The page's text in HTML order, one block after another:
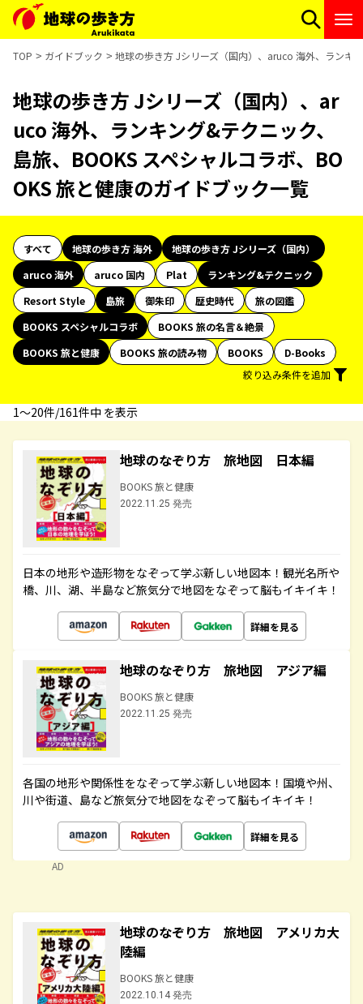
TOP ガイドブック 地球の歩き方 Jシリーズ（国内）、aruco 海外、ランキ
地球の歩き方 Jシリーズ（国内）、ar
uco 海外、ランキング&テクニック、
島旅、BOOKS スペシャルコラボ、BO
OKS 旅と健康のガイドブック一覧
すべて 地球の歩き方 海外
地球の歩き方 Jシリーズ（国内）
aruco 海外
aruco 国内 Plat
ランキング&テクニック
Resort Style
島旅 御朱印 歴史時代
旅の図鑑
BOOKS スペシャルコラボ
BOOKS 旅の名言＆絶景
BOOKS 旅と健康
BOOKS 旅の読み物 BOOKS
D-Books
絞り込み条件を追加
1〜20件/161件中 を表示
地球のなぞり方 旅地図 日本編
BOOKS 旅と健康
2022.11.25 発売
日本の地形や造形物をなぞって学ぶ新しい地図本！観光名所や
橋、川、湖、半島など旅気分で地図をなぞって脳もイキイキ！
詳細を見る
地球のなぞり方 旅地図 アジア編
BOOKS 旅と健康
2022.11.25 発売
各国の地形や関係性をなぞって学ぶ新しい地図本！国境や州、
川や街道、島など旅気分で地図をなぞって脳もイキイキ！
詳細を見る
AD
地球のなぞり方 旅地図 アメリカ大
陸編
BOOKS 旅と健康
2022.10.14 発売